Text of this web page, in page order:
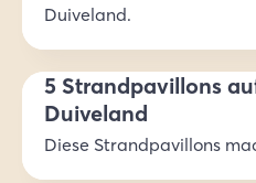
Duiveland.
5 Strandpavillons
Duiveland
Diese Strandpavillons